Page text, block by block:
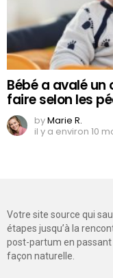
Bébé a avalé un
faire selon les
byMarie R.
il y a environ 10
Votre site source qui
étapes jusqu’à la
post-partum en
façon naturelle.